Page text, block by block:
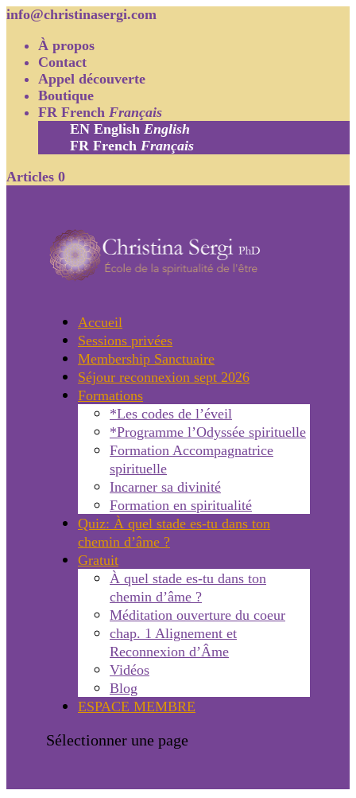
info@christinasergi.com
À propos
Contact
Appel découverte
Boutique
FR French Français
EN English English
FR French Français
Articles 0
Accueil
Sessions privées
Membership Sanctuaire
Séjour reconnexion sept 2026
Formations
*Les codes de l’éveil
*Programme l’Odyssée spirituelle
Formation Accompagnatrice
spirituelle
Incarner sa divinité
Formation en spiritualité
Quiz: À quel stade es-tu dans ton
chemin d’âme ?
Gratuit
À quel stade es-tu dans ton
chemin d’âme ?
Méditation ouverture du coeur
chap. 1 Alignement et
Reconnexion d’Âme
Vidéos
Blog
ESPACE MEMBRE
Sélectionner une page